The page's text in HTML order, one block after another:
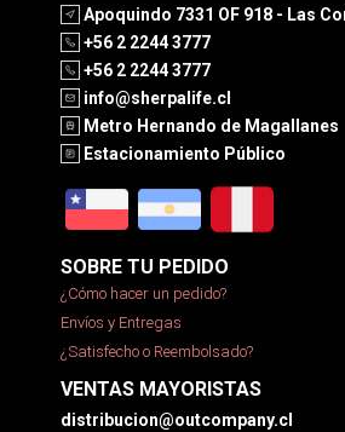
Apoquindo 7331 OF 918 - Las
+56 2 2244 3777
+56 2 2244 3777
info@sherpalife.cl
Metro Hernando de Magallanes
Estacionamiento Público
SOBRE TU PEDIDO
¿Cómo hacer un pedido?
Envíos y Entregas
¿Satisfecho o Reembolsado?
VENTAS MAYORISTAS
distribucion@outcompany.cl